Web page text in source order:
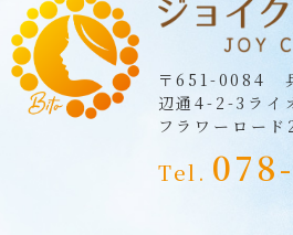
〒651-0084
辺通4-2-3 ライ
フラワーロード
Tel.